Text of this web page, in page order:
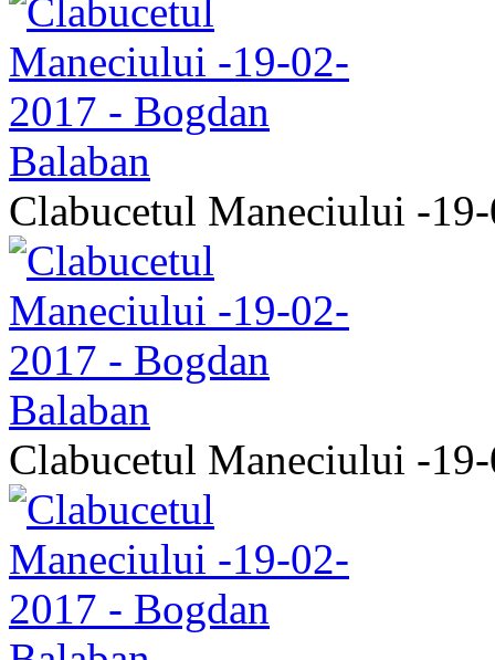
Clabucetul Maneciului -
Clabucetul Maneciului -